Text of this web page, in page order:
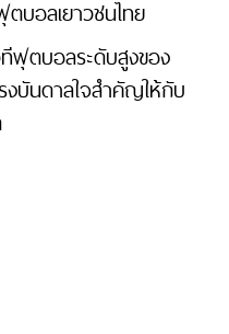
บอลเยาวชนไทย
ทีฟุตบอลระดับสูงของ
งบันดาลใจสำคัญให้กับ